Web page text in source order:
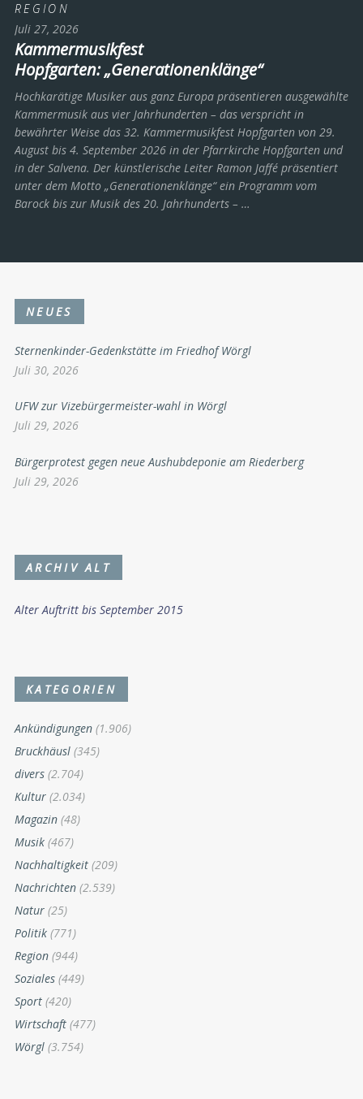
REGION
Juli 27, 2026
Kammermusikfest
Hopfgarten: „Generationenklänge“
Hochkarätige Musiker aus ganz Europa präsentieren ausgewählte
Kammermusik aus vier Jahrhunderten – das verspricht in
bewährter Weise das 32. Kammermusikfest Hopfgarten von 29.
August bis 4. September 2026 in der Pfarrkirche Hopfgarten und
in der Salvena. Der künstlerische Leiter Ramon Jaffé präsentiert
unter dem Motto „Generationenklänge“ ein Programm vom
Barock bis zur Musik des 20. Jahrhunderts ­– …
NEUES
Sternenkinder-Gedenkstätte im Friedhof Wörgl
Juli 30, 2026
UFW zur Vizebürgermeister-wahl in Wörgl
Juli 29, 2026
Bürgerprotest gegen neue Aushubdeponie am Riederberg
Juli 29, 2026
ARCHIV ALT
Alter Auftritt bis September 2015
KATEGORIEN
Ankündigungen (1.906)
Bruckhäusl (345)
divers (2.704)
Kultur (2.034)
Magazin (48)
Musik (467)
Nachhaltigkeit (209)
Nachrichten (2.539)
Natur (25)
Politik (771)
Region (944)
Soziales (449)
Sport (420)
Wirtschaft (477)
Wörgl (3.754)